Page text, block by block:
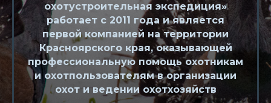
охотустроительная экспедиция»
работает с 2011 года и является
первой компанией на территории
Красноярского края, оказывающей
профессиональную помощь охотникам
и охотпользователям в организации
охот и ведении охотхозяйств